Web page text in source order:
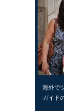
海外で
ガイド